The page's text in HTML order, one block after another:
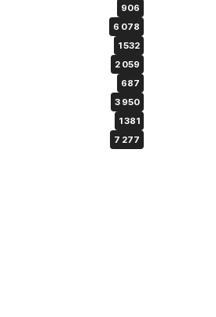
906
6 078
1 532
2 059
687
3 950
1 381
7 277